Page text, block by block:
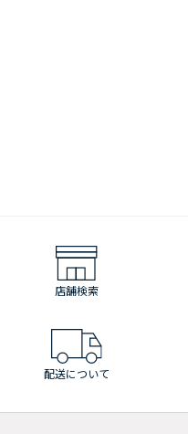
店舗検索
配送について